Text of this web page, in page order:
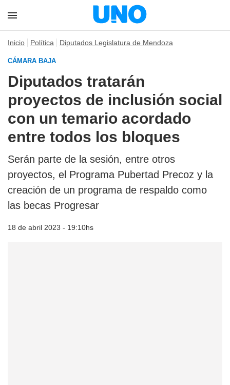
Inicio Política Diputados Legislatura de Mendoza
CÁMARA BAJA
Diputados tratarán
proyectos de inclusión social
con un temario acordado
entre todos los bloques
Serán parte de la sesión, entre otros
proyectos, el Programa Pubertad Precoz y la
creación de un programa de respaldo como
las becas Progresar
18 de abril 2023 - 19:10hs